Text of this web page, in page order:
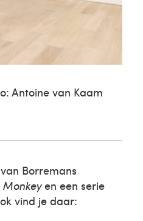
Antoine van Kaam
Borremans
Monkeyen een serie
vind je daar: